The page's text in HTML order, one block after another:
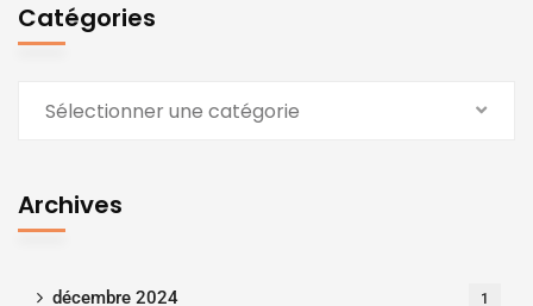
Catégories
Sélectionner une catégorie
Archives
décembre 2024 1